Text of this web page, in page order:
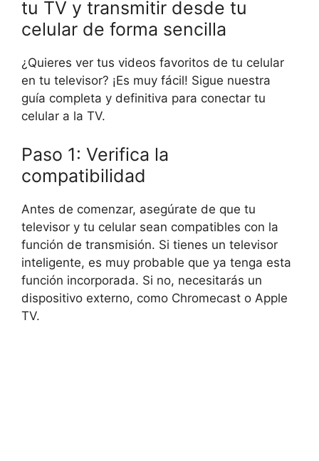
tu TV y transmitir desde tu
celular de forma sencilla
¿Quieres ver tus videos favoritos de tu celular
en tu televisor? ¡Es muy fácil! Sigue nuestra
guía completa y definitiva para conectar tu
celular a la TV.
Paso 1: Verifica la
compatibilidad
Antes de comenzar, asegúrate de que tu
televisor y tu celular sean compatibles con la
función de transmisión. Si tienes un televisor
inteligente, es muy probable que ya tenga esta
función incorporada. Si no, necesitarás un
dispositivo externo, como Chromecast o Apple
TV.